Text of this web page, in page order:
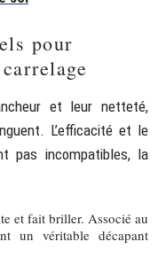
pour
et leur netteté,
L’efficacité et le
pas incompatibles, la
et fait briller. Associé au
un véritable décapant